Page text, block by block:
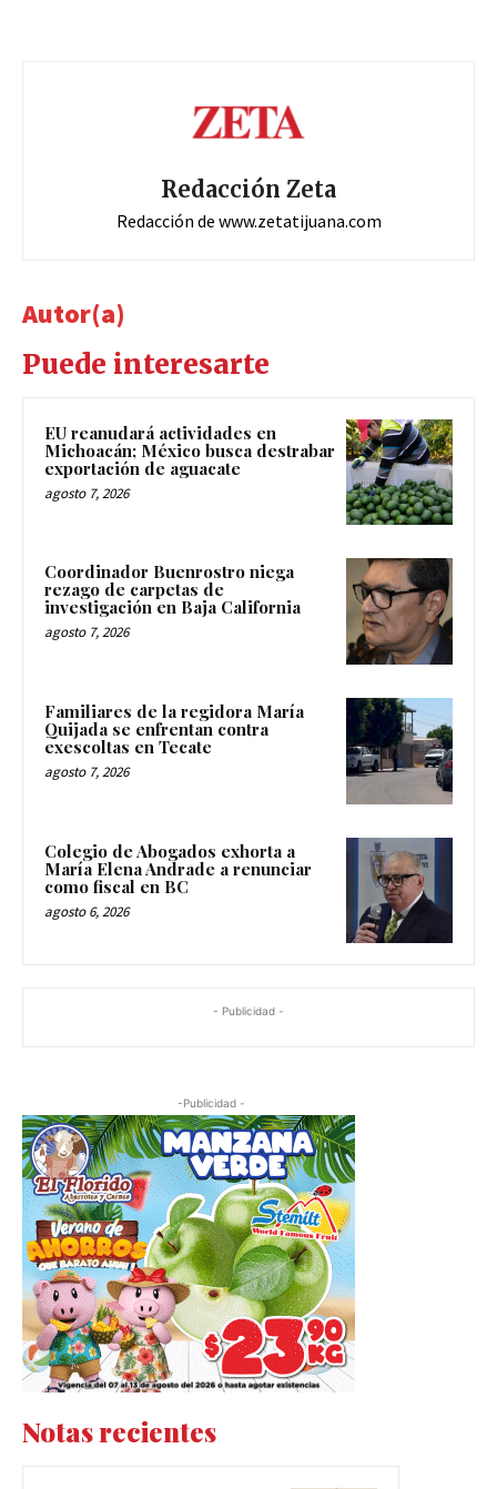
Redacción Zeta
Redacción de www.zetatijuana.com
Autor(a)
Puede interesarte
EU reanudará actividades en
Michoacán; México busca destrabar
exportación de aguacate
agosto 7, 2026
Coordinador Buenrostro niega
rezago de carpetas de
investigación en Baja California
agosto 7, 2026
Familiares de la regidora María
Quijada se enfrentan contra
exescoltas en Tecate
agosto 7, 2026
Colegio de Abogados exhorta a
María Elena Andrade a renunciar
como fiscal en BC
agosto 6, 2026
- Publicidad -
-Publicidad -
Notas recientes